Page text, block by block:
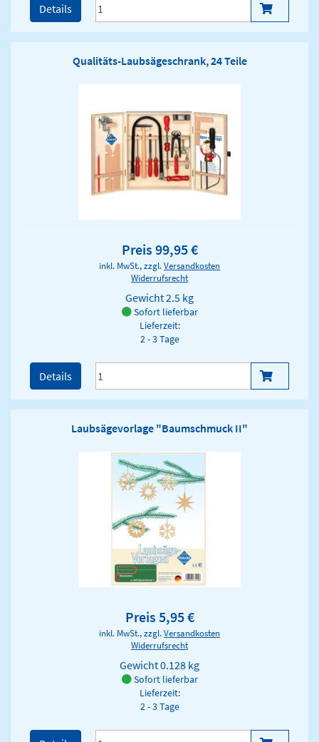
Details
Qualitäts-Laubsägeschrank, 24 Teile
Preis 99,95 €
inkl. MwSt., zzgl.Versandkosten
Widerrufsrecht
Gewicht2.5 kg
Sofort lieferbar
Lieferzeit:
2 - 3 Tage
Details
Laubsägevorlage "Baumschmuck II"
Preis 5,95 €
inkl. MwSt., zzgl.Versandkosten
Widerrufsrecht
Gewicht0.128 kg
Sofort lieferbar
Lieferzeit:
2 - 3 Tage